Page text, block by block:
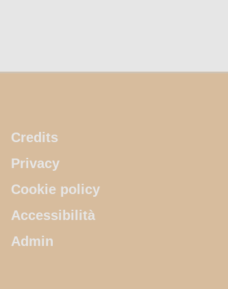
Credits
Privacy
Cookie policy
Accessibilità
Admin